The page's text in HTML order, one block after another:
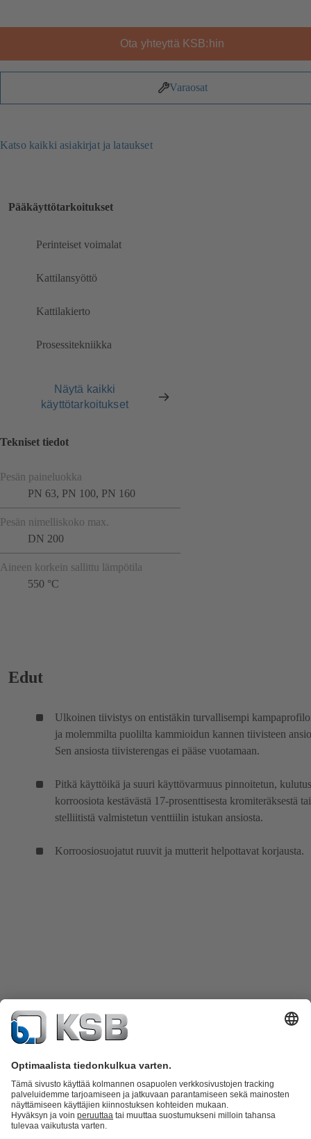
Ota yhteyttä KSB:hin
Varaosat
Katso kaikki asiakirjat ja lataukset
Pääkäyttötarkoitukset
Perinteiset voimalat
Kattilansyöttö
Kattilakierto
Prosessitekniikka
Näytä kaikki
käyttötarkoitukset
Tekniset tiedot
Pesän paineluokka
PN 63, PN 100, PN 160
Pesän nimelliskoko max.
DN 200
Aineen korkein sallittu lämpötila
550 °C
Edut
Ulkoinen tiivistys on entistäkin turvallisempi
ja molemmilta puolilta kammioidun kannen tiivisteen
Sen ansiosta tiivisterengas ei pääse vuotamaan.
Pitkä käyttöikä ja suuri käyttövarmuus pinnoitetun,
korroosiota kestävästä 17-prosenttisesta kromiteräksestä tai
stelliitistä valmistetun venttiilin istukan ansiosta.
Korroosiosuojatut ruuvit ja mutterit helpottavat korjausta.